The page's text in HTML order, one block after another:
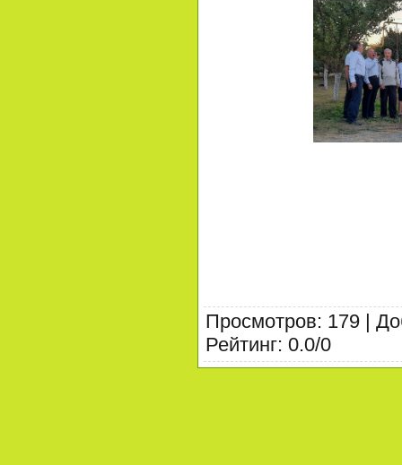
Просмотров: 179 |
Рейтинг: 0.0/0